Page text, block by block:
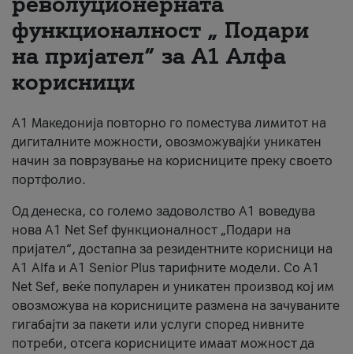
За нас
#ПодобарОнлајн
функционалност „ Подари
на пријател“ за А1 Алфа
корисници
А1 Македонија повторно го поместува лимитот на
дигиталните можности, овозможувајќи уникатен
начин за поврзување на корисниците преку своето
портфолио.
Од денеска, со големо задоволство А1 воведува
нова A1 Net Sef функционалност „Подари на
пријател“, достапна за резидентните корисници на
А1 Alfa и A1 Senior Plus тарифните модели. Со A1
Net Sef, веќе популарен и уникатен производ кој им
овозможува на корисниците размена на зачуваните
гигабајти за пакети или услуги според нивните
потреби, отсега корисниците имаат можност да